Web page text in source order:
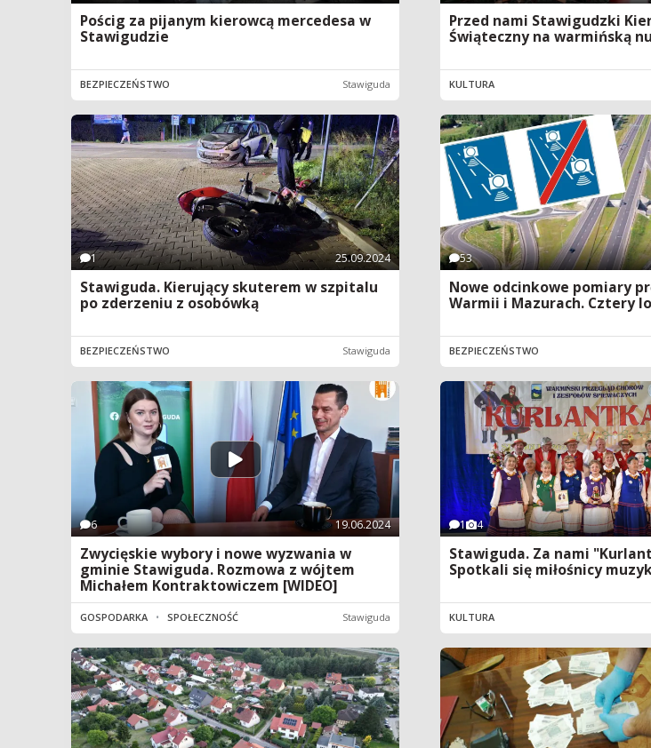
Pościg za pijanym kierowcą mercedesa w
Stawigudzie
BEZPIECZEŃSTWO Stawiguda
Przed nami Stawigudzki
Świąteczny na warmińską
KULTURA
1 25.09.2024
Stawiguda. Kierujący skuterem w szpitalu
po zderzeniu z osobówką
BEZPIECZEŃSTWO Stawiguda
53
Nowe odcinkowe pomiary
Warmii i Mazurach. Cztery
BEZPIECZEŃSTWO
6 19.06.2024
Zwycięskie wybory i nowe wyzwania w
gminie Stawiguda. Rozmowa z wójtem
Michałem Kontraktowiczem [WIDEO]
GOSPODARKA • SPOŁECZNOŚĆ Stawiguda
1 4
Stawiguda. Za nami
Spotkali się miłośnicy
KULTURA